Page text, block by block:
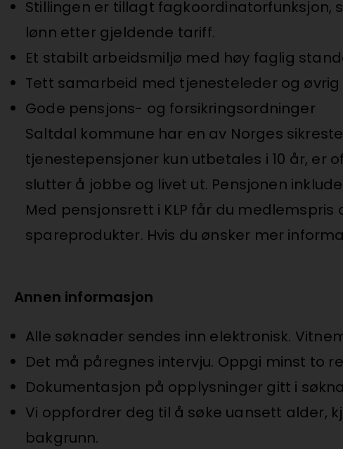
Stillingen er tillagt fagkoordinatorfunksjon,
lønn etter gjeldende tariff.
Et stabilt arbeidsmiljø med høy faglig
Tett samarbeid med tjenesteleder og
Gode pensjons- og forsikringsordninger
Saltdal kommune har en av Norges
tjenestepensjoner kun utbetales i 10 år,
slutter å jobbe og livet ut. Pensjonen
Med pensjonsrett i KLP får du
spareprodukter. Hvis du ønsker mer
Annen informasjon
Alle søknader sendes inn elektronisk.
Det må påregnes intervju. Oppgi minst to
Dokumentasjon på opplysninger gitt i
Vi oppfordrer deg til å søke uansett alder,
bakgrunn.